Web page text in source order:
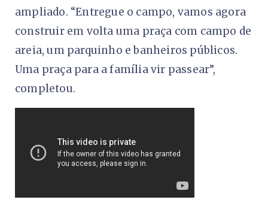
ampliado. “Entregue o campo, vamos agora
construir em volta uma praça com campo de
areia, um parquinho e banheiros públicos.
Uma praça para a família vir passear”,
completou.